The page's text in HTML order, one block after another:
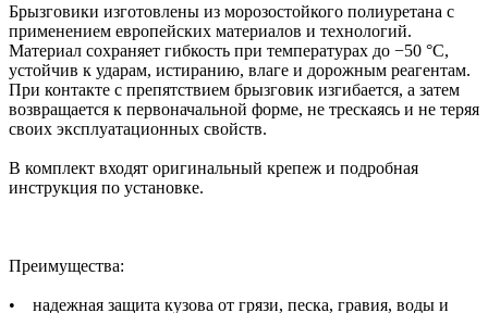
Брызговики изготовлены из морозостойкого полиуретана с
применением европейских материалов и технологий.
Материал сохраняет гибкость при температурах до −50 °C,
устойчив к ударам, истиранию, влаге и дорожным реагентам.
При контакте с препятствием брызговик изгибается, а затем
возвращается к первоначальной форме, не трескаясь и не теряя
своих эксплуатационных свойств.
В комплект входят оригинальный крепеж и подробная
инструкция по установке.
Преимущества:
• надежная защита кузова от грязи, песка, гравия, воды и